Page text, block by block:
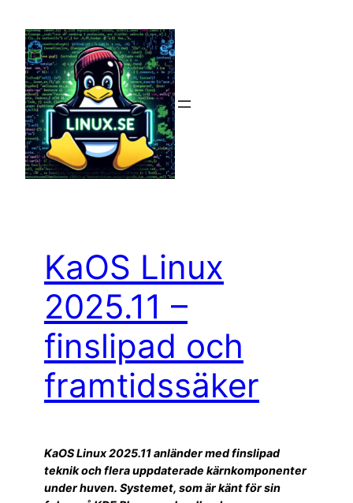
innehåll
KaOS Linux
2025.11 –
finslipad och
framtidssäker
KaOS Linux 2025.11 anländer med finslipad
teknik och flera uppdaterade kärnkomponenter
under huven. Systemet, som är känt för sin